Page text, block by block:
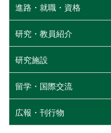
進路・就職・資格
研究・教員紹介
研究施設
留学・国際交流
広報・刊行物